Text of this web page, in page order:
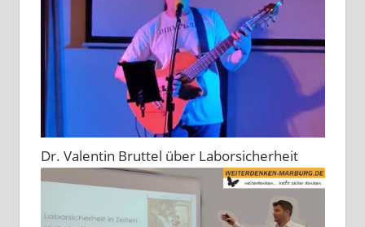
Dr. Valentin Bruttel über Laborsicherheit